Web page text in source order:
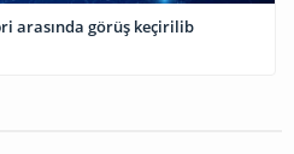
arasında görüş keçirilib